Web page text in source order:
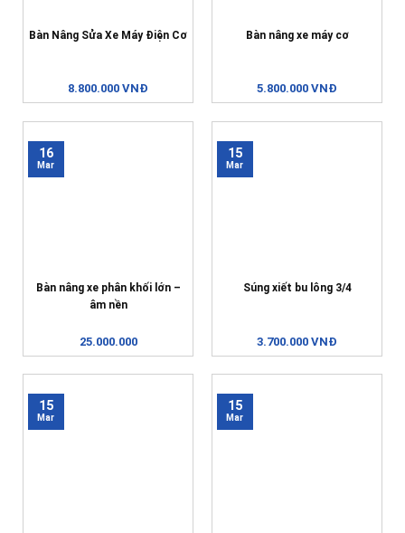
Bàn Nâng Sửa Xe Máy Điện Cơ
8.800.000 VNĐ
Bàn nâng xe máy cơ
5.800.000 VNĐ
Bàn nâng xe phân khối lớn –
âm nền
16
Mar
25.000.000
Súng xiết bu lông 3/4
15
Mar
3.700.000 VNĐ
15
Mar
15
Mar